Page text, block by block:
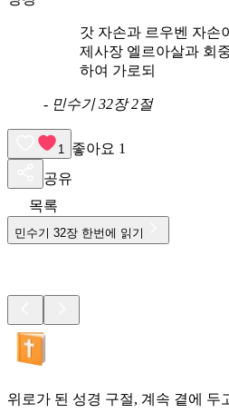
갓 자손과 르우벤 자손
제사장 엘르아살과 회
하여 가로되
- 민수기 32장 2절
1 좋아요 1
공유
목록
민수기 32장 한번에 읽기
위로가 된 성경 구절, 계속 곁에 두